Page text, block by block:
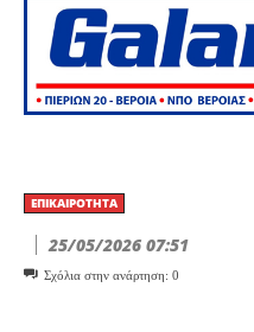
ΕΠΙΚΑΙΡΌΤΗΤΑ
25/05/2026 07:51
Σχόλια στην ανάρτηση: 0